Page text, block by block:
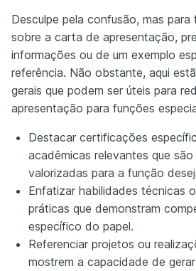
Desculpe pela confusão, mas para
sobre a carta de apresentação,
informações ou de um exemplo
referência. Não obstante, aqui
gerais que podem ser úteis para
apresentação para funções
Destacar certificações
acadêmicas relevantes que
valorizadas para a função
Enfatizar habilidades técnicas
práticas que demonstram
específico do papel.
Referenciar projetos ou
mostrem a capacidade de